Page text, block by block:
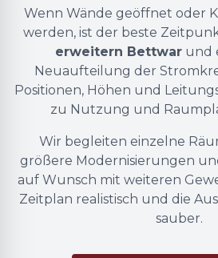
Wenn Wände geöffnet oder
werden, ist der beste
erweitern Bettwar und
Neuaufteilung der
Positionen, Höhen und
zu Nutzung und
Wir begleiten einzelne
größere Modernisierungen
auf Wunsch mit weiteren
Zeitplan realistisch und die
sauber.